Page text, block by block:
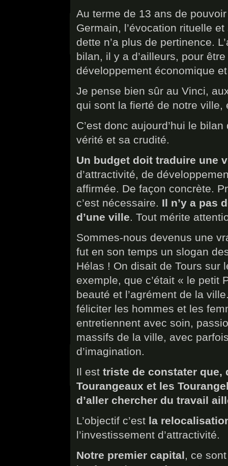
Au terme de 13 ans de
Germain, l’évocation rituelle
dette n’a plus de pertinence.
bilan, il y a d’ailleurs, pour
développement économique
Je pense bien sûr au Vinci,
qui sont la fierté de notre
C’est donc aujourd’hui le
vérité et sa crudité.
Un budget doit traduire une
d’attractivité, de
affirmée. De façon concrète.
c’est nécessaire. Il n’y a pas
d’une ville . Tout mérite
Sommes-nous devenus une
fut en son temps un slogan
Hélas ! On disait de Tours sur
exemple, que c’était « le petit
beauté et l’agrément de la
féliciter les hommes et les
entretiennent avec soin,
massifs de la ville, avec
d’imagination.
Il est triste de constater que,
Tourangeaux et les
d’aller chercher du travail
L’objectif c’est la
l’investissement d’attractivité.
Notre premier capital , ce